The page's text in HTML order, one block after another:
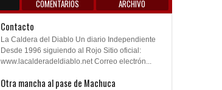
COMENTARIOS ARCHIVO
Contacto
La Caldera del Diablo Un diario Independiente
Desde 1996 siguiendo al Rojo Sitio oficial:
www.lacalderadeldiablo.net Correo electrón...
Otra mancha al pase de Machuca